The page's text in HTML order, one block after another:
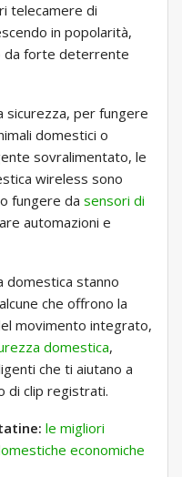
telecamere di
in popolarità,
da forte deterrente
sicurezza, per fungere
domestici o
sovralimentato, le
wireless sono
fungere da sensori di
automazioni e
domestica stanno
che offrono la
movimento integrato,
domestica,
che ti aiutano a
di clip registrati.
le migliori
economiche